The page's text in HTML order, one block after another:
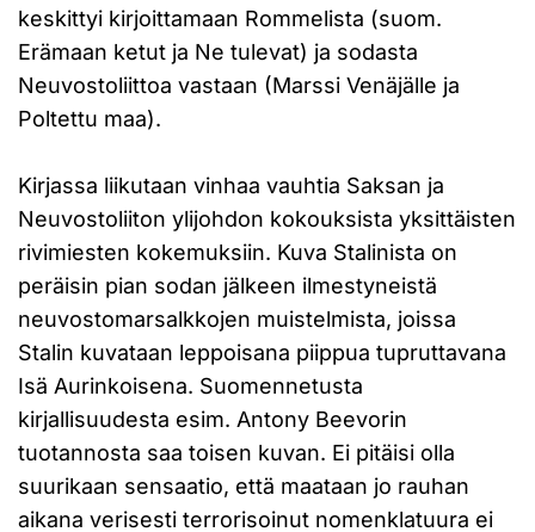
keskittyi kirjoittamaan Rommelista (suom.
Erämaan ketut ja Ne tulevat) ja sodasta
Neuvostoliittoa vastaan (Marssi Venäjälle ja
Poltettu maa).
Kirjassa liikutaan vinhaa vauhtia Saksan ja
Neuvostoliiton ylijohdon kokouksista yksittäisten
rivimiesten kokemuksiin. Kuva Stalinista on
peräisin pian sodan jälkeen ilmestyneistä
neuvostomarsalkkojen muistelmista, joissa
Stalin kuvataan leppoisana piippua tupruttavana
Isä Aurinkoisena. Suomennetusta
kirjallisuudesta esim. Antony Beevorin
tuotannosta saa toisen kuvan. Ei pitäisi olla
suurikaan sensaatio, että maataan jo rauhan
aikana verisesti terrorisoinut nomenklatuura ei